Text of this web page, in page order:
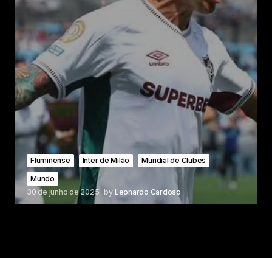
Fluminense Inter de Milão
Mundial de Clubes
Mundo
30 de junho de 2025 by Leonardo Cardoso